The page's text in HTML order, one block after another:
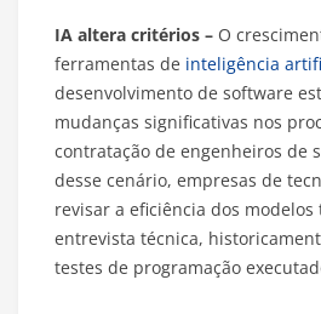
IA altera critérios – O
ferramentas de inteligência
desenvolvimento de software
mudanças significativas nos
contratação de engenheiros de
desse cenário, empresas de
revisar a eficiência dos
entrevista técnica,
testes de programação